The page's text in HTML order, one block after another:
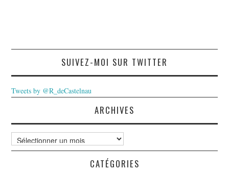
SUIVEZ-MOI SUR TWITTER
Tweets by @R_deCastelnau
ARCHIVES
Archives
CATÉGORIES